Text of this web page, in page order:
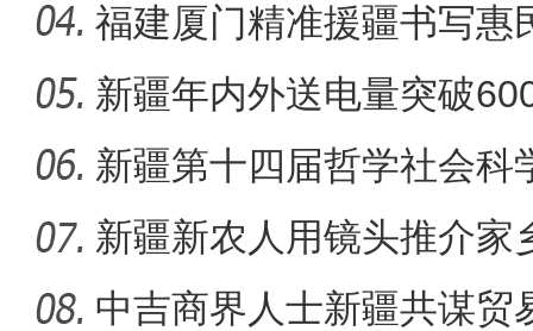
香阅古今
福建厦门精准援疆书写惠
新疆年内外送电量突破
新疆第十四届哲学社会科
新疆新农人用镜头推介家
兴
中吉商界人士新疆共谋贸